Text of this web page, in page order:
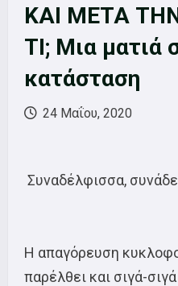
ΚΑΙ ΜΕΤΑ
ΤΙ; Μια ματιά
κατάσταση
24 Μαΐου, 2020
Συναδέλφισσα,
Η απαγόρευση
παρέλθει και σιγά-